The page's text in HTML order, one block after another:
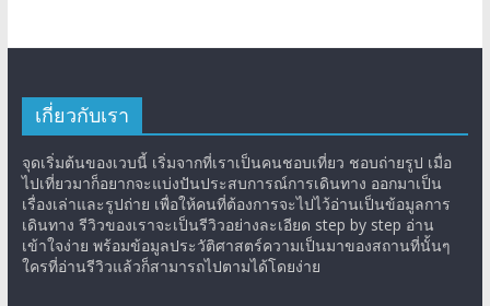
เกี่ยวกับเรา
จุดเริ่มต้นของเวบนี้ เริ่มจากที่เราเป็นคนชอบเที่ยว ชอบถ่ายรูป เมื่อ
ไปเที่ยวมาก็อยากจะแบ่งปันประสบการณ์การเดินทาง ออกมาเป็น
เรื่องเล่าและรูปถ่าย เพื่อให้คนที่ต้องการจะไปไว้อ่านเป็นข้อมูลการ
เดินทาง รีวิวของเราจะเป็นรีวิวอย่างละเอียด step by step อ่าน
เข้าใจง่าย พร้อมข้อมูลประวัติศาสตร์ความเป็นมาของสถานที่นั้นๆ
ใครที่อ่านรีวิวแล้วก็สามารถไปตามได้โดยง่าย